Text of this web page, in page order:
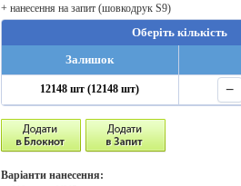
+ нанесення на запит (шовкодрук S9)
Оберіть кількість
Залишок
12148 шт (12148 шт) −
Варіанти нанесення: